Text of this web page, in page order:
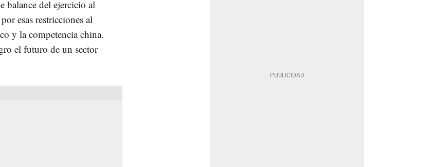
balance del ejercicio al
esas restricciones al
y la competencia china.
el futuro de un sector